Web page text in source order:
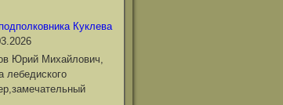
Куклева
Юрий Михайлович,
лебедиского